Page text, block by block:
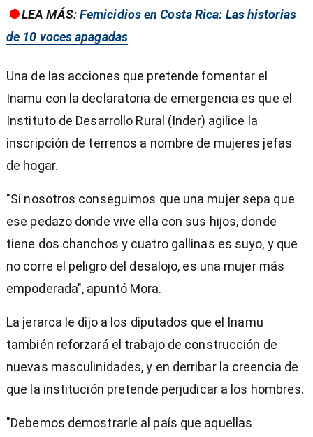
LEA MÁS:Femicidios en Costa Rica: Las historias
de 10 voces apagadas
Una de las acciones que pretende fomentar el
Inamu con la declaratoria de emergencia es que el
Instituto de Desarrollo Rural (Inder) agilice la
inscripción de terrenos a nombre de mujeres jefas
de hogar.
"Si nosotros conseguimos que una mujer sepa que
ese pedazo donde vive ella con sus hijos, donde
tiene dos chanchos y cuatro gallinas es suyo, y que
no corre el peligro del desalojo, es una mujer más
empoderada", apuntó Mora.
La jerarca le dijo a los diputados que el Inamu
también reforzará el trabajo de construcción de
nuevas masculinidades, y en derribar la creencia de
que la institución pretende perjudicar a los hombres.
"Debemos demostrarle al país que aquellas